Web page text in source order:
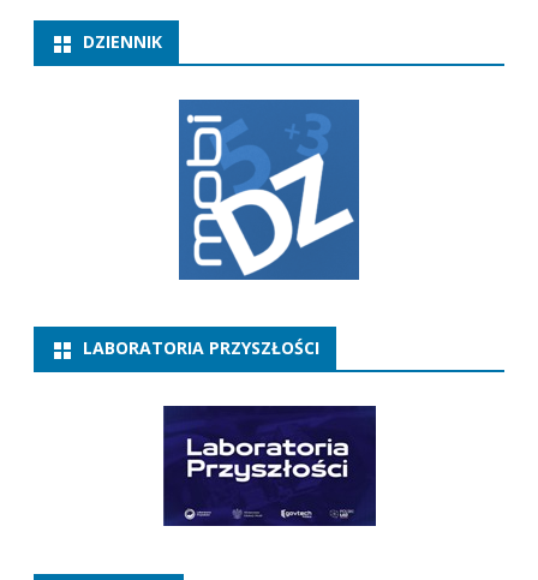
DZIENNIK
LABORATORIA PRZYSZŁOŚCI